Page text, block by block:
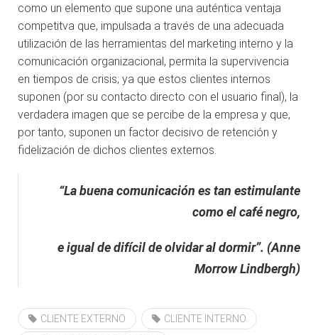
como un elemento que supone una auténtica ventaja
competitva que, impulsada a través de una adecuada
utilización de las herramientas del marketing interno y la
comunicación organizacional, permita la supervivencia
en tiempos de crisis; ya que estos clientes internos
suponen (por su contacto directo con el usuario final), la
verdadera imagen que se percibe de la empresa y que,
por tanto, suponen un factor decisivo de retención y
fidelización de dichos clientes externos.
“La buena comunicación es tan estimulante
como el café negro,
e igual de difícil de olvidar aldormir”. (Anne
Morrow Lindbergh)
CLIENTE EXTERNO CLIENTE INTERNO